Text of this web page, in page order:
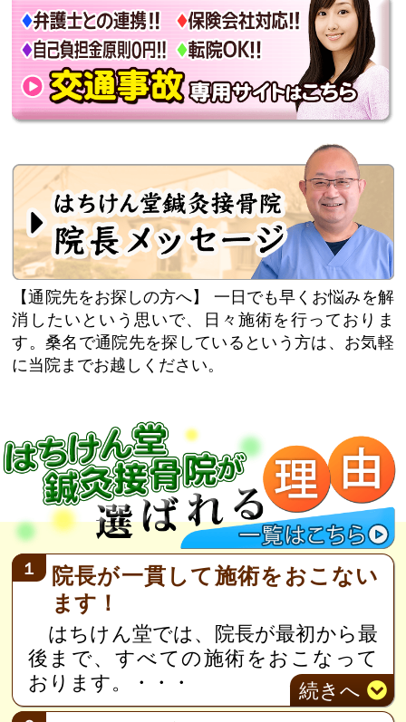
【通院先をお探しの方へ】
一日でも早くお悩みを解
消したいという思いで、日々施術を行っておりま
す。桑名で通院先を探しているという方は、お気軽
に当院までお越しください。
１
院長が一貫して施術をおこない
ます！
はちけん堂では、院長が最初から最
後まで、すべての施術をおこなって
おります。
・・・ 続き へ